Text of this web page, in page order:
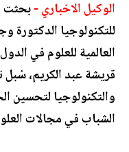
الوكيل الاخباري -بحثت
للتكنولوجيا الدكتورة
العالمية للعلوم في
قريشة عبد الكريم، سُبل
والتكنولوجيا لتحسين
الشباب في مجالات